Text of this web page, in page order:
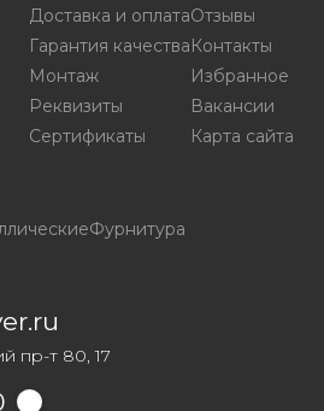
Доставка и оплата
Гарантия качества
Монтаж
Реквизиты
Сертификаты
Отзывы
Контакты
Избранное
Вакансии
Карта сайта
Фурнитура
пр-т 80, 17